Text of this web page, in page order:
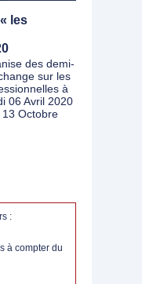
les
des demi-
sur les
à
06 Avril 2020
Octobre
:
à compter du